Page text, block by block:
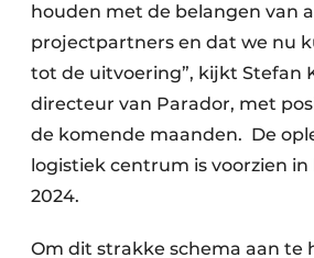
houden met de belangen van
projectpartners en dat we nu
tot de uitvoering”, kijkt Stefan
directeur van Parador, met
de komende maanden. De
logistiek centrum is voorzien
2024.
Om dit strakke schema aan te